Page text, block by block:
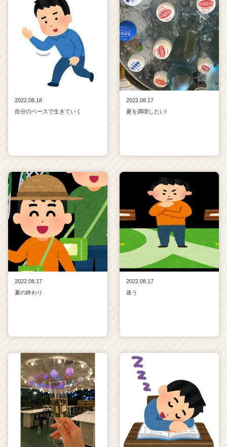
2022.08.18
自分のペースで生きていく
2022.08.17
夏を満喫したい!
2022.08.17
夏の終わり
2022.08.17
迷う